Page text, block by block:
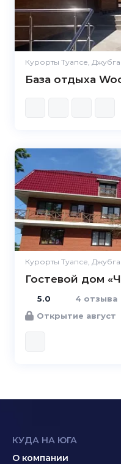
Курорты Туапсе, Джубга
База отдыха
Курорты Туапсе, Джубга
Гостевой дом
5.0
4 отзыва
Открытие август
КУДА НА ЮГА
О компании